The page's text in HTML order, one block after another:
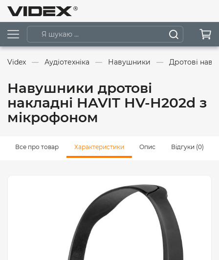
Videx Аудіотехніка Навушники Дротові
Навушники дротові
накладні HAVIT HV-H202d з
мікрофоном
Все про товар Характеристики Опис Відгуки (0)